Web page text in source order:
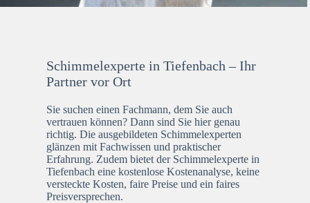
Schimmelexperte in Tiefenbach – Ihr
Partner vor Ort
Sie suchen einen Fachmann, dem Sie auch
vertrauen können? Dann sind Sie hier genau
richtig. Die ausgebildeten Schimmelexperten
glänzen mit Fachwissen und praktischer
Erfahrung. Zudem bietet der Schimmelexperte in
Tiefenbach eine kostenlose Kostenanalyse, keine
versteckte Kosten, faire Preise und ein faires
Preisversprechen.